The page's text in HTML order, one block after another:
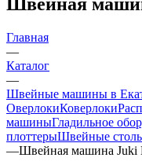
Главная
—
Каталог
—
Швейные машины в
ОверлокиКоверлоки
машиныГладильное
плоттерыШвейные
—Швейная машина Juki